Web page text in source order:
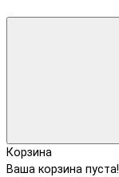
Корзина
Ваша корзина пуста!